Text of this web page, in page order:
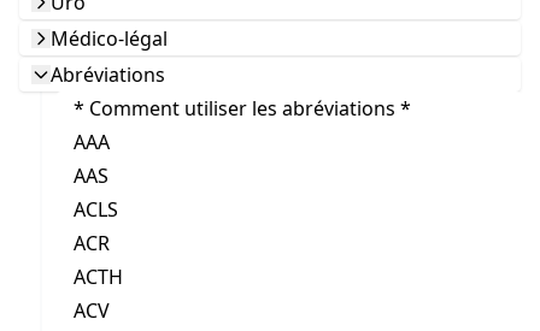
Médico-légal
Abréviations
* Comment utiliser les abréviations *
AAA
AAS
ACLS
ACR
ACTH
ACV